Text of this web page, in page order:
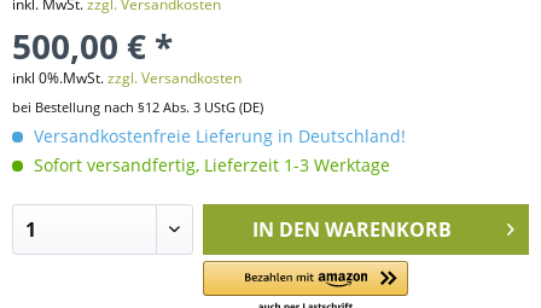
inkl. MwSt.zzgl. Versandkosten
500,00 € *
inkl 0%.MwSt.zzgl. Versandkosten
bei Bestellung nach §12 Abs. 3 UStG (DE)
Versandkostenfreie Lieferung in Deutschland!
Sofort versandfertig, Lieferzeit 1-3 Werktage
IN DEN WARENKORB